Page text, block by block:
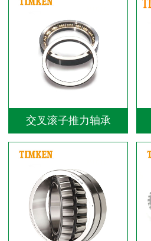
交叉滚子推力轴承